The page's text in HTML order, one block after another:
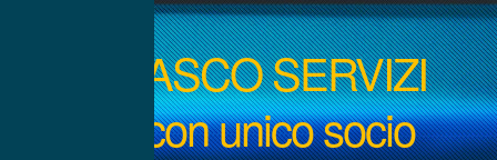
BEINASCO SERVIZI
S.r.l. con unico socio